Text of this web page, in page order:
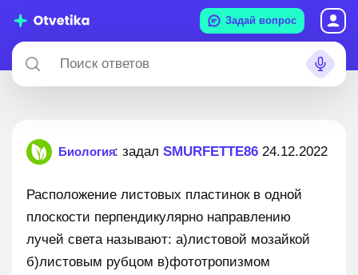
Задай вопрос
Биология: задал SMURFETTE86 24.12.2022
Расположение листовых пластинок в одной
плоскости перпендикулярно направлению
лучей света называют: а)листовой мозайкой
б)листовым рубцом в)фототропизмом